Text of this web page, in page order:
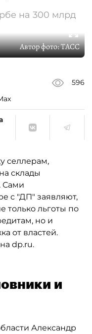
на 300 млрд
Автор фото:ТАСС
596
селлерам,
склады
Сами
с "ДП" заявляют,
только льготы по
но и
от властей.
dp.ru.
и
Александр